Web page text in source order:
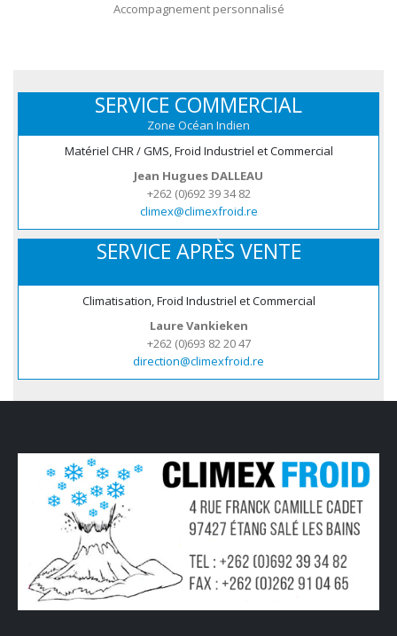
Accompagnement personnalisé
SERVICE COMMERCIAL
Zone Océan Indien
Matériel CHR / GMS, Froid Industriel et Commercial
Jean Hugues DALLEAU
+262 (0)692 39 34 82
climex@climexfroid.re
SERVICE APRÈS VENTE
Climatisation, Froid Industriel et Commercial
Laure Vankieken
+262 (0)693 82 20 47
direction@climexfroid.re